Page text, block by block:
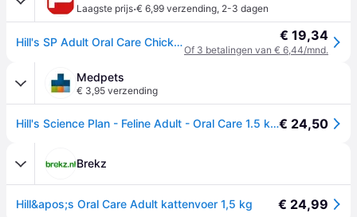
Laagste prijs·€ 6,99 verzending, 2-3 dagen
Hill's SP Adult Oral Care Chicken - dry cat food - 1.5kg € 19,34
Of 3 betalingen van € 6,44/mnd.
Medpets
€ 3,95 verzending
Hill's Science Plan - Feline Adult - Oral Care 1.5 kg.€ 24,50
Brekz
Hill&apos;s Oral Care Adult kattenvoer 1,5 kg € 24,99